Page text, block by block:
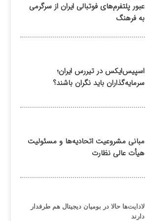
عبور پلتفرم‌های فوتبالی ایران از سرگرمی
به فرهنگ
اسپیس‌ایکس در تیررس ایران؛
سرمایه‌گذاران باید نگران باشند؟
مبانی مشروعیت اتحادیه‌ها و مسئولیت
هیأت عالی نظارت
لادایت‌ها حالا در بومیان دیجیتال هم طرفدار
دارند